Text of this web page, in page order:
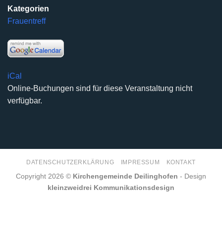
Kategorien
Frauentreff
iCal
Online-Buchungen sind für diese Veranstaltung nicht
verfügbar.
DATENSCHUTZERKLÄRUNG IMPRESSUM KONTAKT
Copyright 2026 © Kirchengemeinde Deilinghofen - Design
kleinzweidrei Kommunikationsdesign